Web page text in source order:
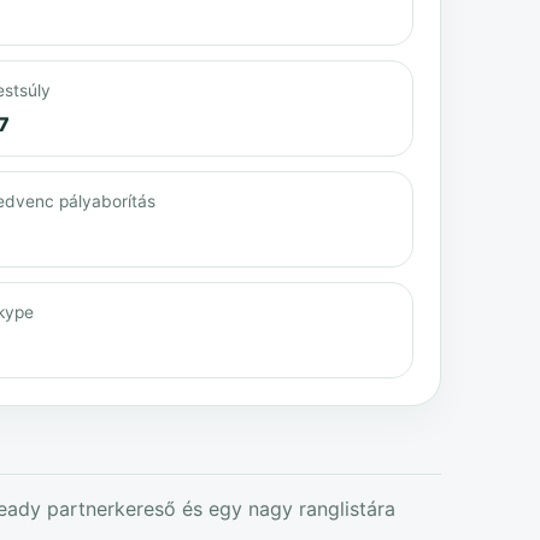
pályaborítás
partnerkereső és egy nagy ranglistára